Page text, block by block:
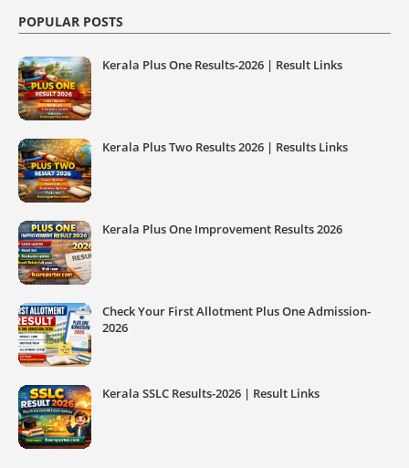
POPULAR POSTS
Kerala Plus One Results-2026 | Result Links
Kerala Plus Two Results 2026 | Results Links
Kerala Plus One Improvement Results 2026
Check Your First Allotment Plus One Admission-
2026
Kerala SSLC Results-2026 | Result Links